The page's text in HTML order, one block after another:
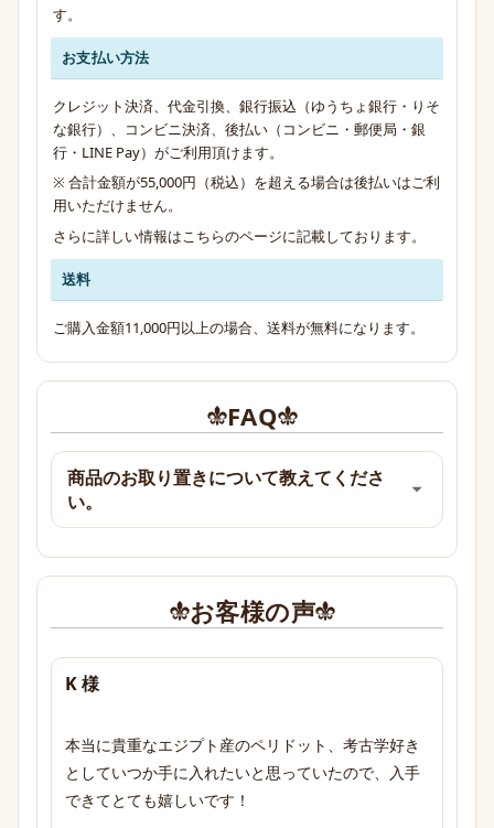
す。
お支払い方法
クレジット決済、代金引換、銀行振込（ゆうちょ銀行・りそ
な銀行）、コンビニ決済、後払い（コンビニ・郵便局・銀
行・LINE Pay）がご利用頂けます。
※ 合計金額が55,000円（税込）を超える場合は後払いはご利
用いただけません。
さらに詳しい情報は こちらのページに記載しております。
送料
ご購入金額11,000円以上の場合、送料が無料になります。
FAQ
商品のお取り置きについて教えてくださ
い。
お客様の声
K 様
本当に貴重なエジプト産のペリドット、考古学好き
としていつか手に入れたいと思っていたので、入手
できてとても嬉しいです！